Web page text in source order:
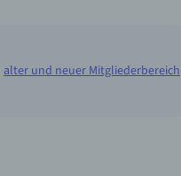
alter und neuer Mitgliederbereich